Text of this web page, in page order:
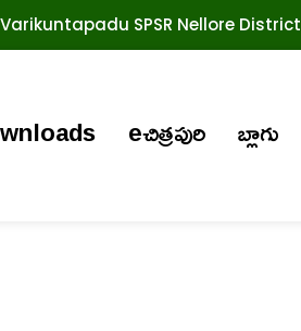
SPSR Nellore District
eచిత్రపురి బ్లాగు